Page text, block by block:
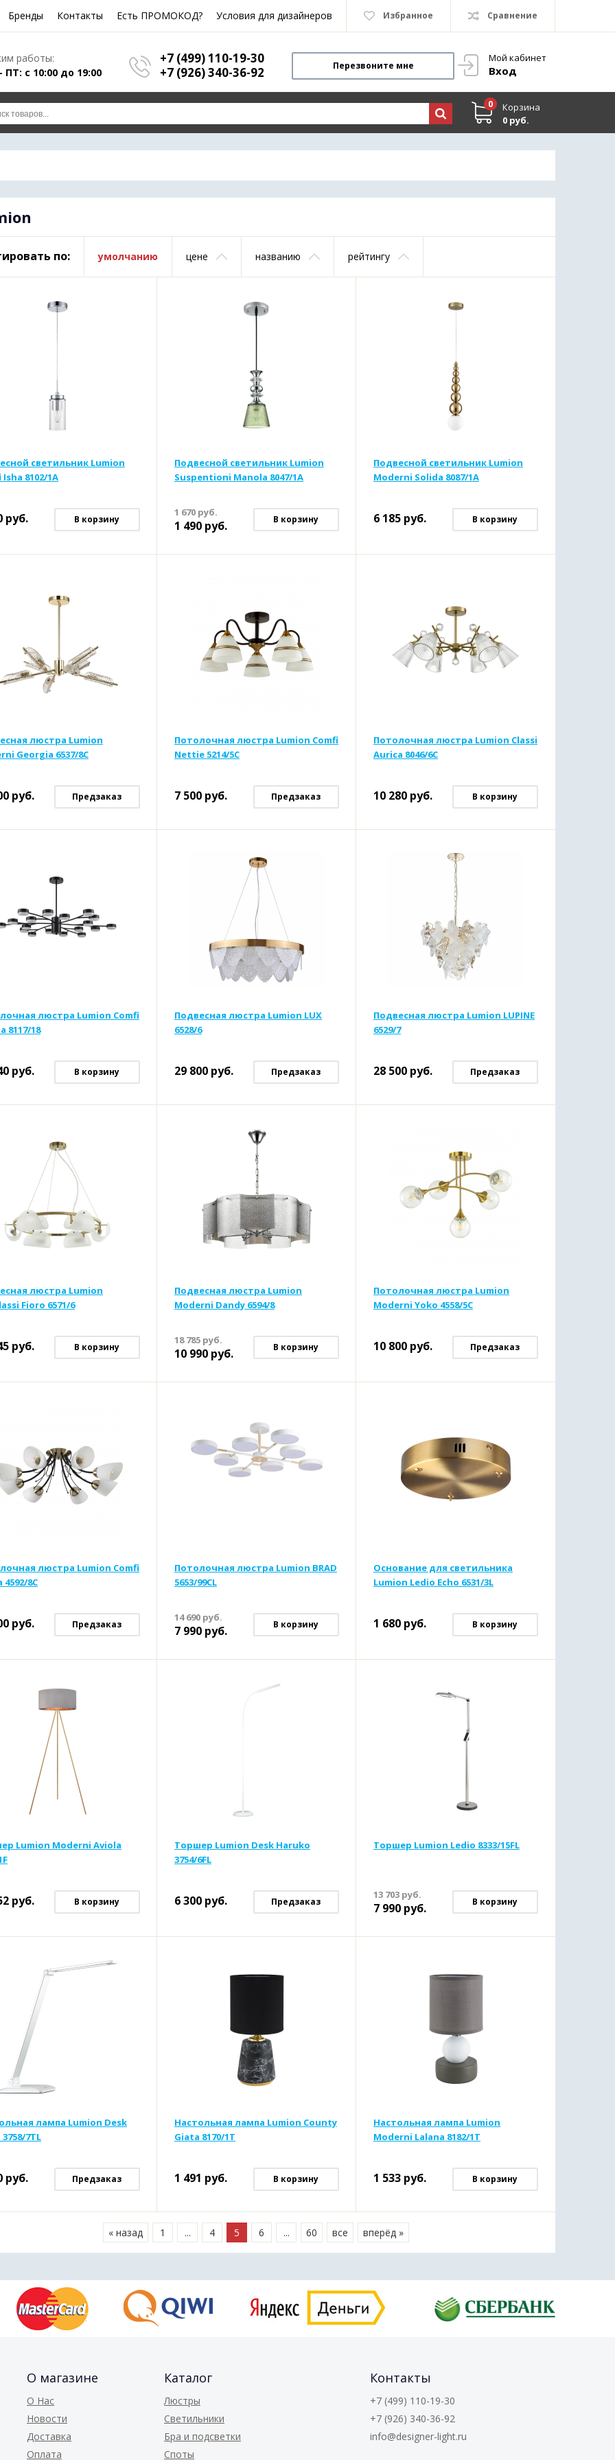
Бренды Контакты Есть ПРОМОКОД? Условия для дизайнеров Избранное Сравнение
Мой кабинет
Вход
работы:
ПТ: с 10:00 до 19:00
+7 (499) 110-19-30
+7 (926) 340-36-92
Перезвоните мне
0
Корзина
0 руб.
по: умолчанию цене названию рейтингу
светильник Lumion
Isha 8102/1A
руб. В корзину
Подвесной светильник Lumion
Suspentioni Manola 8047/1A
1 670 руб.
1 490 руб. В корзину
Подвесной светильник Lumion
Moderni Solida 8087/1A
6 185 руб. В корзину
люстра Lumion
Georgia 6537/8C
руб. Предзаказ
Потолочная люстра Lumion Comfi
Nettie 5214/5C
7 500 руб. Предзаказ
Потолочная люстра Lumion Classi
Aurica 8046/6C
10 280 руб. В корзину
люстра Lumion Comfi
8117/18
руб. В корзину
Подвесная люстра Lumion LUX
6528/6
29 800 руб. Предзаказ
Подвесная люстра Lumion LUPINE
6529/7
28 500 руб. Предзаказ
люстра Lumion
Fioro 6571/6
руб. В корзину
Подвесная люстра Lumion
Moderni Dandy 6594/8
18 785 руб.
10 990 руб. В корзину
Потолочная люстра Lumion
Moderni Yoko 4558/5C
10 800 руб. Предзаказ
люстра Lumion Comfi
4592/8C
руб. Предзаказ
Потолочная люстра Lumion BRAD
5653/99CL
14 690 руб.
7 990 руб. В корзину
Основание для светильника
Lumion Ledio Echo 6531/3L
1 680 руб. В корзину
Lumion Moderni Aviola
руб. В корзину
Торшер Lumion Desk Haruko
3754/6FL
6 300 руб. Предзаказ
Торшер Lumion Ledio 8333/15FL
13 703 руб.
7 990 руб. В корзину
лампа Lumion Desk
7TL
руб. Предзаказ
Настольная лампа Lumion County
Giata 8170/1T
1 491 руб. В корзину
Настольная лампа Lumion
Moderni Lalana 8182/1T
1 533 руб. В корзину
« назад 1 ... 4 5 6 ... 60 все вперёд »
О магазине
О Нас
Новости
Доставка
Оплата
Каталог
Люстры
Светильники
Бра и подсветки
Споты
Контакты
+7 (499) 110-19-30
+7 (926) 340-36-92
info@designer-light.ru